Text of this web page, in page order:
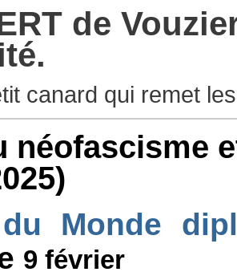
de
canard qui remet
néofascisme
Monde
9 février